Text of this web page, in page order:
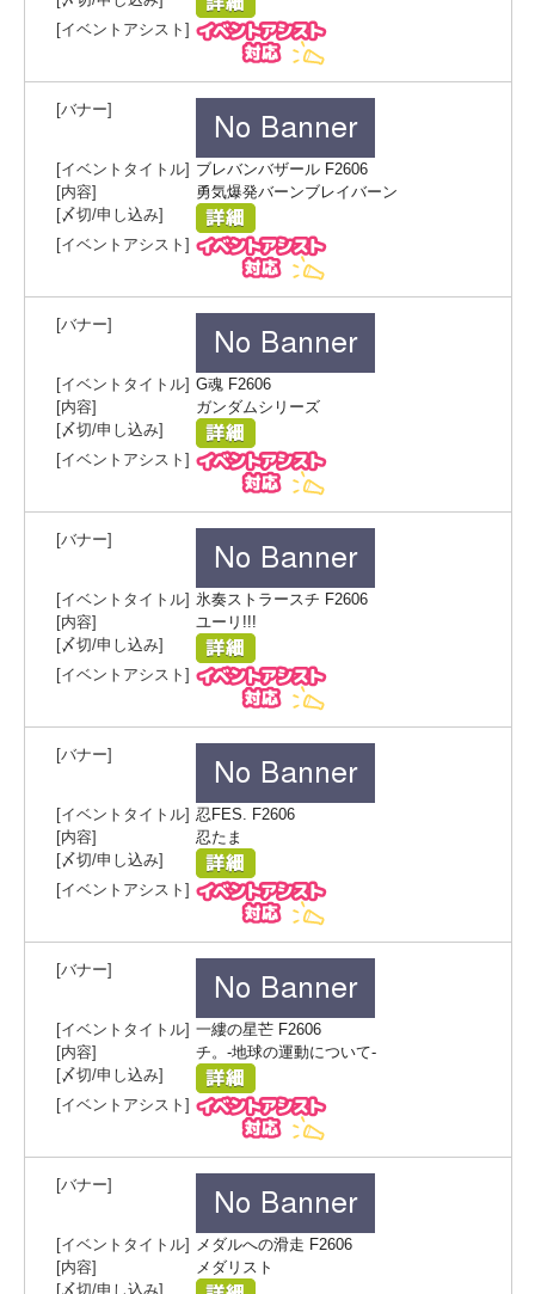
ブレバンバザール F2606
勇気爆発バーンブレイバーン
G魂 F2606
ガンダムシリーズ
氷奏ストラースチ F2606
ユーリ!!!
忍FES. F2606
忍たま
一縷の星芒 F2606
チ。-地球の運動について-
メダルへの滑走 F2606
メダリスト